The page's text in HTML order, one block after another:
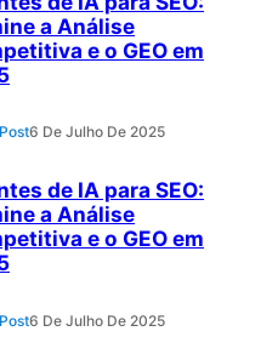
a Análise
e o GEO em
6 De Julho De 2025
de IA para SEO:
a Análise
e o GEO em
6 De Julho De 2025